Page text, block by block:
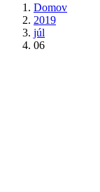
Domov
2019
júl
06